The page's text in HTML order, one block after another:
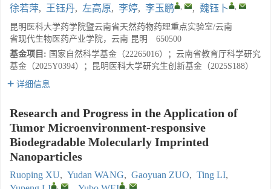
徐若萍, 王钰丹, 左高原, 李婷, 李玉鹏 , , 魏钰卜 ,
昆明医科大学药学院暨云南省天然药物药理重点实验室/云南
省现代生物医药产业学院，云南 昆明 650500
基金项目: 国家自然科学基金（22265016）；云南省教育厅科学研究
基金（2025Y0394）；昆明医科大学研究生创新基金（2025S188）
详细信息
Research and Progress in the Application of
Tumor Microenvironment-responsive
Biodegradable Molecularly Imprinted
Nanoparticles
Ruoping XU, Yudan WANG, Gaoyuan ZUO, Ting LI,
, ,